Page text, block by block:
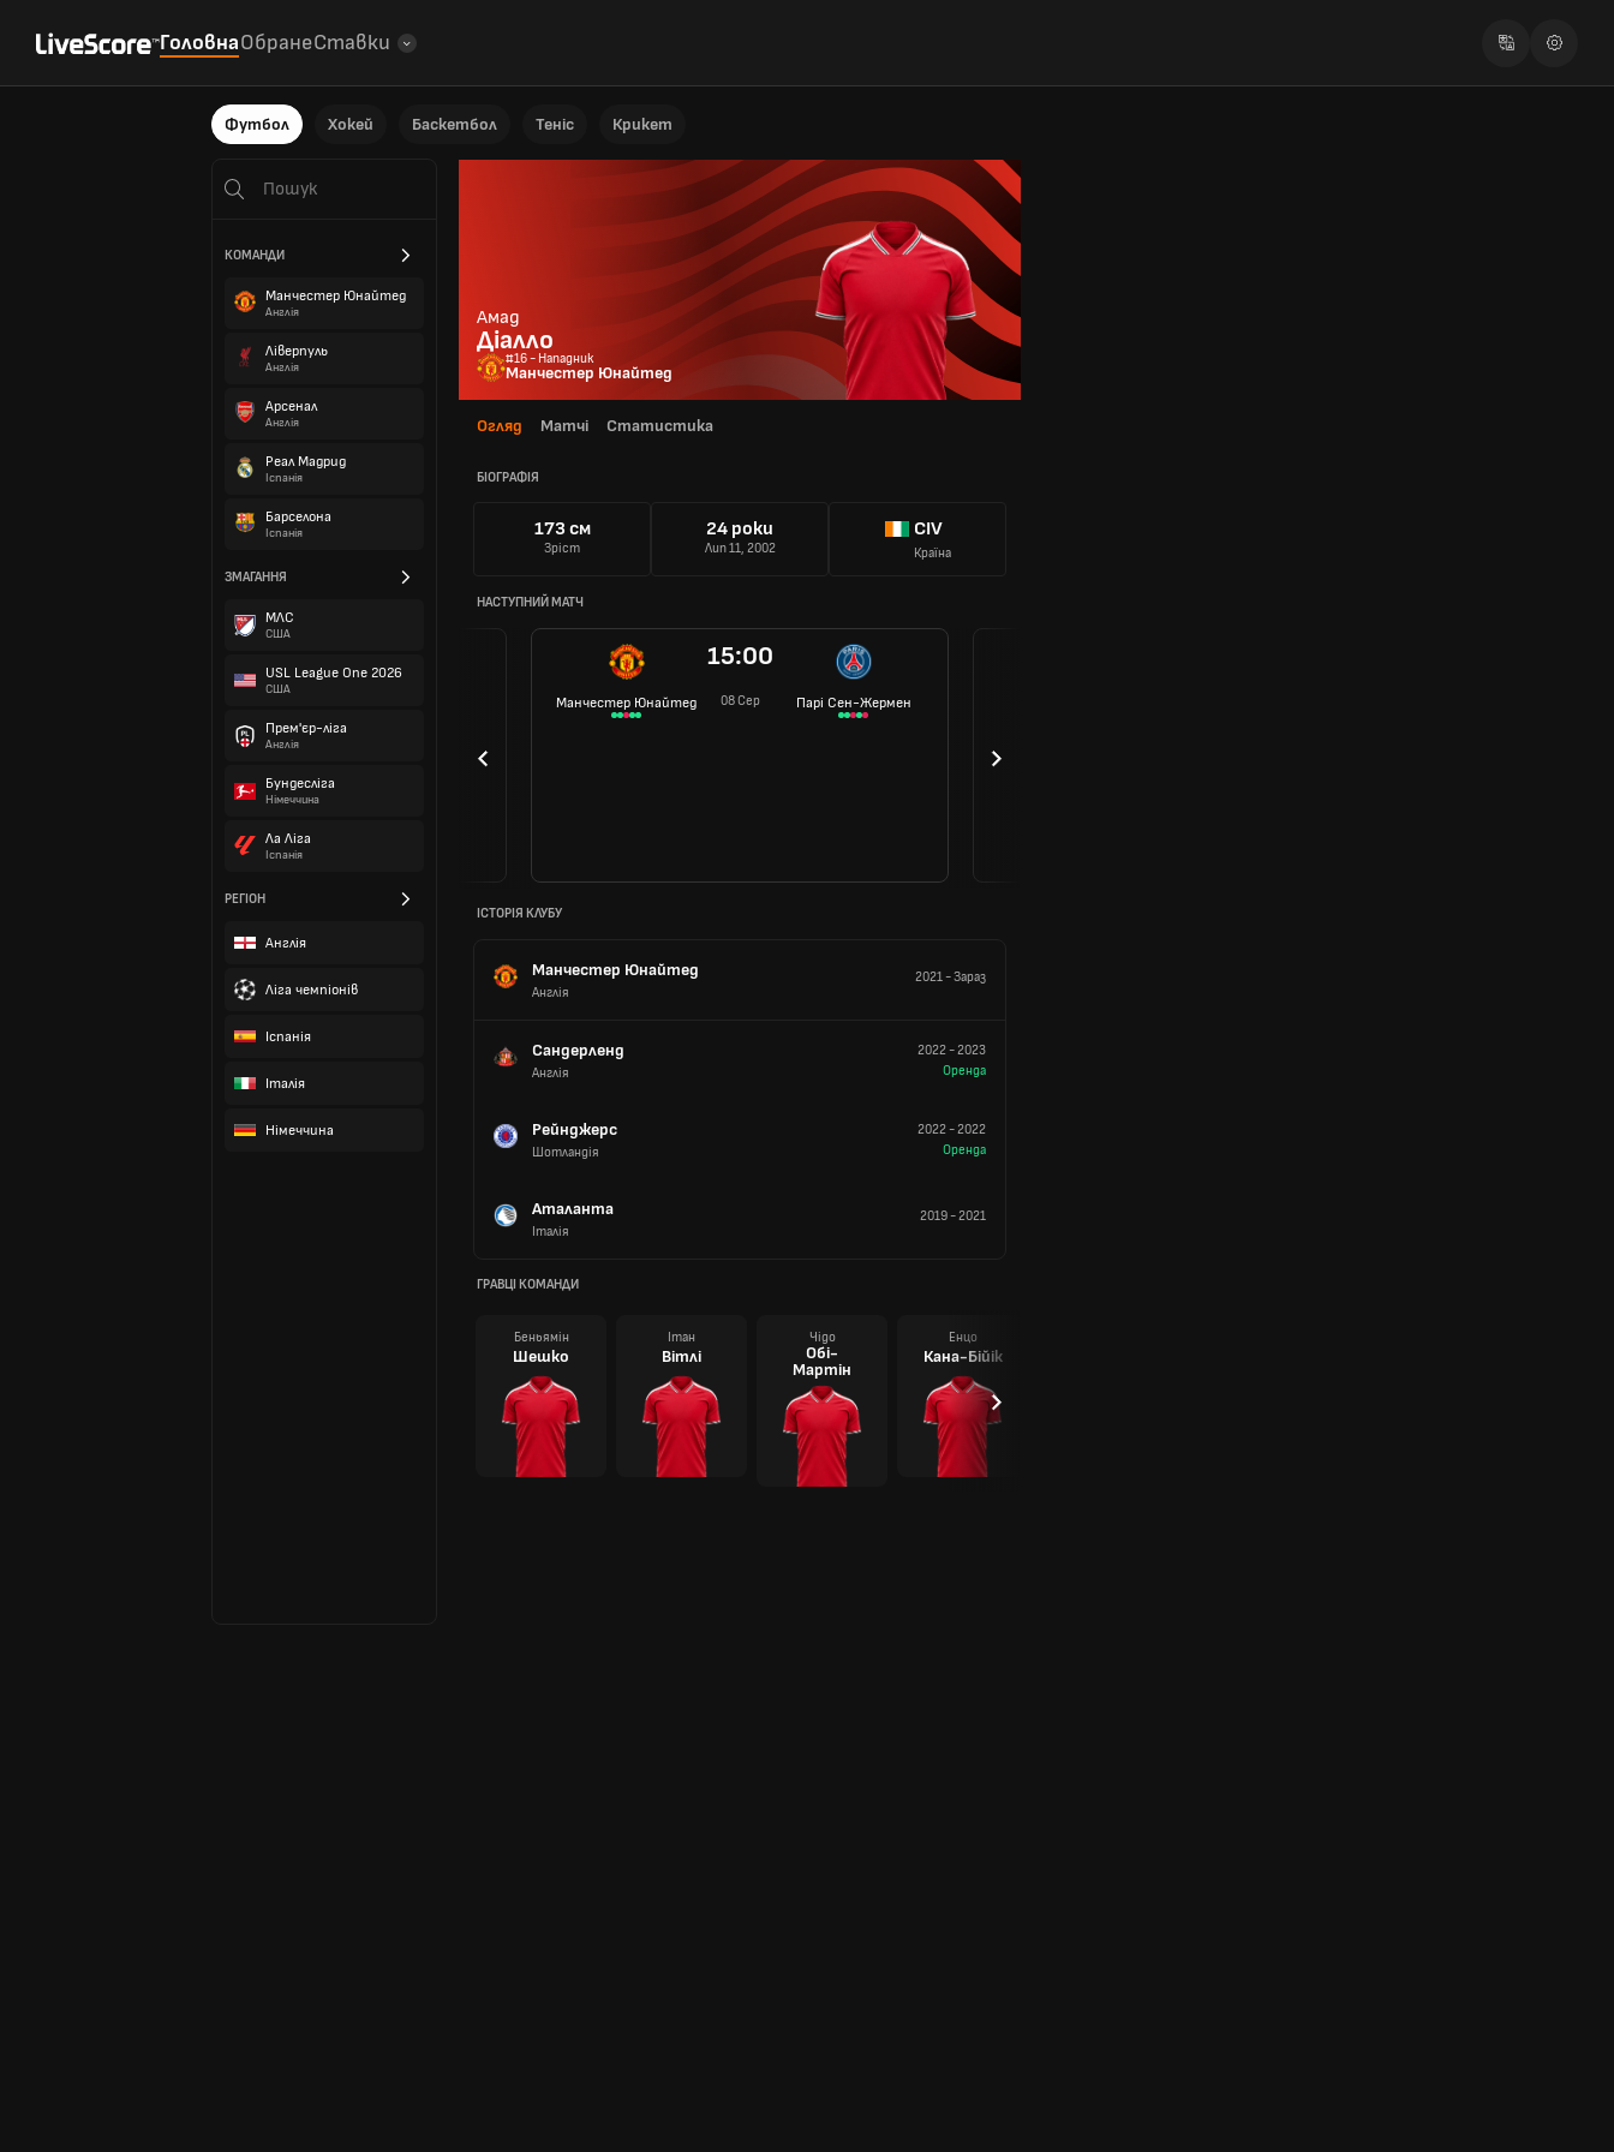
ГоловнаОбранеСтавки
Футбол Хокей Баскетбол Теніс Крикет
КОМАНДИ
Манчестер Юнайтед
Англія
Ліверпуль
Англія
Арсенал
Англія
Реал Мадрид
Іспанія
Барселона
Іспанія
ЗМАГАННЯ
МЛС
США
USL League One 2026
США
Прем'єр-ліга
Англія
Бундесліга
Німеччина
Ла Ліга
Іспанія
РЕГІОН
Англія
Ліга чемпіонів
Іспанія
Італія
Німеччина
Амад
Діалло
#16 - Нападник
Манчестер Юнайтед
Огляд Матчі Статистика
БІОГРАФІЯ
173 см
Зріст
24 роки
Лип 11, 2002
CIV
Країна
НАСТУПНИЙ МАТЧ
Манчестер Юнайтед
15:00
08 Сер Парі Сен-Жермен
ІСТОРІЯ КЛУБУ
Манчестер Юнайтед
Англія
2021-Зараз
Сандерленд
Англія
2022-2023
Оренда
Рейнджерс
Шотландія
2022-2022
Оренда
Аталанта
Італія
2019-2021
ГРАВЦІ КОМАНДИ
Беньямін
Шешко
Ітан
Вітлі
Чідо
Обі-
Мартін
Енцо
Кана-Бійік